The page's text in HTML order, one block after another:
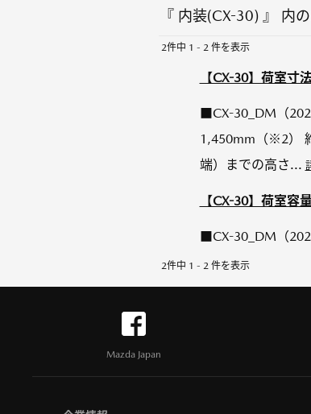
『 内装(CX-30) 』 内
2件中 1 - 2 件を表示
【CX-30】荷室寸
■CX-30_DM（
1,450mm（※2）
端）までの高さ...
【CX-30】荷室容
■CX-30_DM（
2件中 1 - 2 件を表示
Mazda Japan